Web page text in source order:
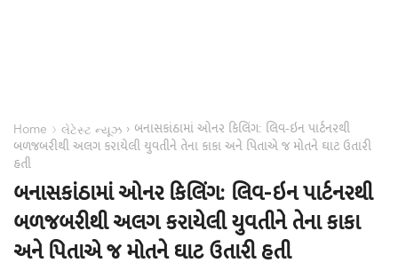
Home › લેટેસ્ટ ન્યૂઝ › બનાસકાંઠામાં ઓનર કિલિંગ: લિવ-ઇન પાર્ટનરથી
બળજબરીથી અલગ કરાયેલી યુવતીને તેના કાકા અને પિતાએ જ મોતને ઘાટ ઉતારી
હતી
બનાસકાંઠામાં ઓનર કિલિંગ: લિવ-ઇન પાર્ટનરથી
બળજબરીથી અલગ કરાયેલી યુવતીને તેના કાકા
અને પિતાએ જ મોતને ઘાટ ઉતારી હતી